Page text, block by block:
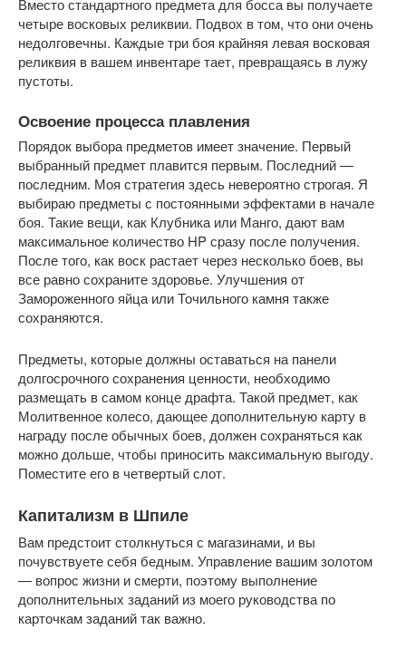
Вместо стандартного предмета для босса вы получаете
четыре восковых реликвии. Подвох в том, что они очень
недолговечны. Каждые три боя крайняя левая восковая
реликвия в вашем инвентаре тает, превращаясь в лужу
пустоты.
Освоение процесса плавления
Порядок выбора предметов имеет значение. Первый
выбранный предмет плавится первым. Последний —
последним. Моя стратегия здесь невероятно строгая. Я
выбираю предметы с постоянными эффектами в начале
боя. Такие вещи, как Клубника или Манго, дают вам
максимальное количество HP сразу после получения.
После того, как воск растает через несколько боев, вы
все равно сохраните здоровье. Улучшения от
Замороженного яйца или Точильного камня также
сохраняются.
Предметы, которые должны оставаться на панели
долгосрочного сохранения ценности, необходимо
размещать в самом конце драфта. Такой предмет, как
Молитвенное колесо, дающее дополнительную карту в
награду после обычных боев, должен сохраняться как
можно дольше, чтобы приносить максимальную выгоду.
Поместите его в четвертый слот.
Капитализм в Шпиле
Вам предстоит столкнуться с магазинами, и вы
почувствуете себя бедным. Управление вашим золотом
— вопрос жизни и смерти, поэтому выполнение
дополнительных заданий из моего руководства по
карточкам заданий так важно.